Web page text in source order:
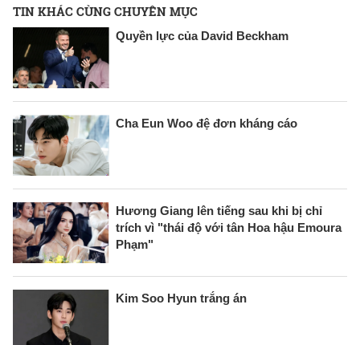
TIN KHÁC CÙNG CHUYÊN MỤC
Quyền lực của David Beckham
Cha Eun Woo đệ đơn kháng cáo
Hương Giang lên tiếng sau khi bị chỉ
trích vì "thái độ với tân Hoa hậu Emoura
Phạm"
Kim Soo Hyun trắng án